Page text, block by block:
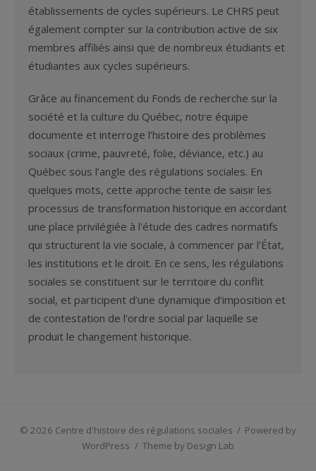
établissements de cycles supérieurs. Le CHRS peut
également compter sur la contribution active de six
membres affiliés ainsi que de nombreux étudiants et
étudiantes aux cycles supérieurs.
Grâce au financement du Fonds de recherche sur la
société et la culture du Québec, notre équipe
documente et interroge l’histoire des problèmes
sociaux (crime, pauvreté, folie, déviance, etc.) au
Québec sous l’angle des régulations sociales. En
quelques mots, cette approche tente de saisir les
processus de transformation historique en accordant
une place privilégiée à l'étude des cadres normatifs
qui structurent la vie sociale, à commencer par l’État,
les institutions et le droit. En ce sens, les régulations
sociales se constituent sur le territoire du conflit
social, et participent d’une dynamique d'imposition et
de contestation de l'ordre social par laquelle se
produit le changement historique.
© 2026 Centre d'histoire des régulations sociales / Powered by
WordPress / Theme by Design Lab